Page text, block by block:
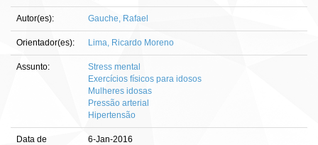
Autor(es): Gauche, Rafael
Orientador(es): Lima, Ricardo Moreno
Assunto:
Stress mental
Exercícios físicos para idosos
Mulheres idosas
Pressão arterial
Hipertensão
Data de
6-Jan-2016